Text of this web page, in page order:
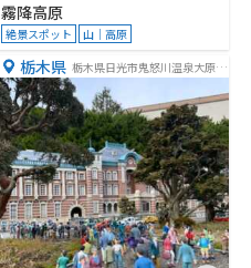
霧降高原
絶景スポット 山｜高原
栃木県 栃木県日光市鬼怒川温泉大原２
０９−１